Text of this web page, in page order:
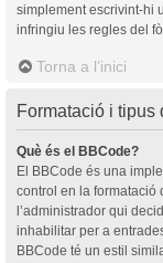
simplement escrivint-hi
infringiu les regles del
Torna a l’inici
Formatació i tipus
Què és el BBCode?
El BBCode és una
control en la formatació
l’administrador qui
inhabilitar per a
BBCode té un estil